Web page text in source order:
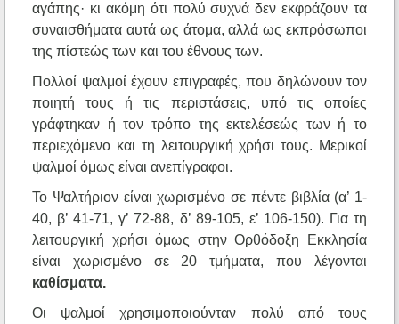
αγάπης· κι ακόμη ότι πολύ συχνά δεν εκφράζουν τα
συναισθήματα αυτά ως άτομα, αλλά ως εκπρόσωποι
της πίστεώς των και του έθνους των.
Πολλοί ψαλμοί έχουν επιγραφές, που δηλώνουν τον
ποιητή τους ή τις περιστάσεις, υπό τις οποίες
γράφτηκαν ή τον τρόπο της εκτελέσεώς των ή το
περιεχόμενο και τη λειτουργική χρήσι τους. Μερικοί
ψαλμοί όμως είναι ανεπίγραφοι.
Το Ψαλτήριον είναι χωρισμένο σε πέντε βιβλία (α’ 1-
40, β’ 41-71, γ’ 72-88, δ’ 89-105, ε’ 106-150). Για τη
λειτουργική χρήσι όμως στην Ορθόδοξη Εκκλησία
είναι χωρισμένο σε 20 τμήματα, που λέγονται
καθίσματα.
Οι ψαλμοί χρησιμοποιούνταν πολύ από τους